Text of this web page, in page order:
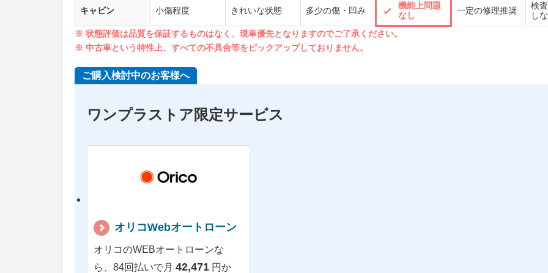
キャビン 小傷程度 きれいな状態 多少の傷・凹み
機能上問題
なし
一定の修理推奨
検
し
※ 状態評価は品質を保証するものはなく、現車優先となりますのでご了承ください。
※ 中古車という特性上、すべての不具合等をピックアップしておりません。
ご購入検討中のお客様へ
ワンプラストア限定サービス
オリコWebオートローン
オリコのWEBオートローンな
ら、84回払いで月 42,471 円か